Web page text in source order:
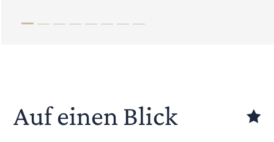
Auf einen Blick